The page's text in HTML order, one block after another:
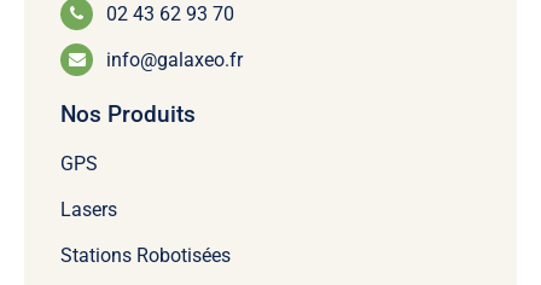
02 43 62 93 70
info@galaxeo.fr
Nos Produits
GPS
Lasers
Stations Robotisées